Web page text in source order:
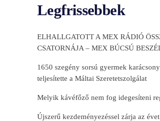
Legfrissebbek
ELHALLGATOTT A MEX RÁDIÓ
CSATORNÁJA – MEX BÚCSÚ
1650 szegény sorsú gyermek
teljesítette a Máltai Szeretetszolgálat
Melyik kávéfőző nem fog idegesíteni
Újszerű kezdeményezéssel zárja az